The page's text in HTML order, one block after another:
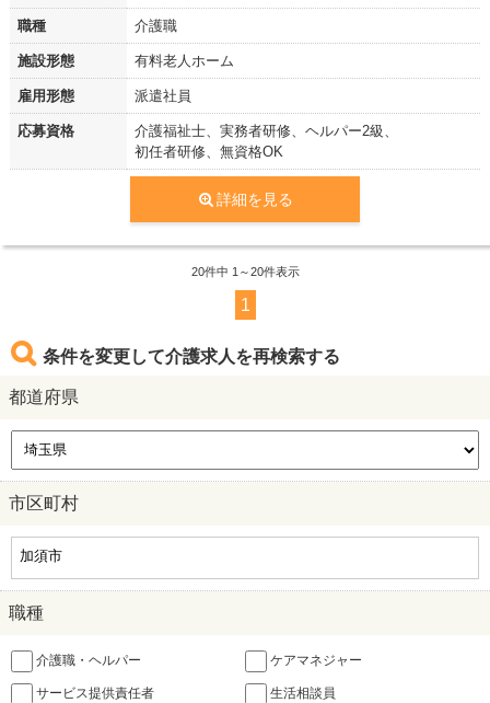
職種 介護職
施設形態 有料老人ホーム
雇用形態 派遣社員
応募資格
介護福祉士、実務者研修、ヘルパー2級、
初任者研修、無資格OK
詳細を見る
20件中 1～20件表示
1
条件を変更して介護求人を再検索する
都道府県
市区町村
職種
介護職・ヘルパー ケアマネジャー
サービス提供責任者 生活相談員